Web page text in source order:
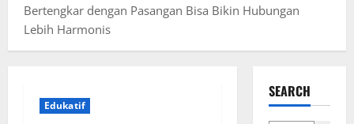
Bertengkar dengan Pasangan Bisa Bikin Hubungan
Lebih Harmonis
Edukatif
SEARCH